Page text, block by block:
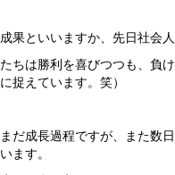
果といいますか、先日社会
ちは勝利を喜びつつも、負
捉えています。笑）
だ成長過程ですが、また数
ます。